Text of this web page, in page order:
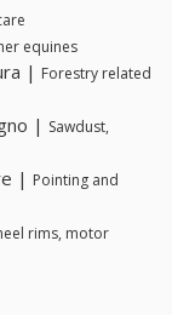
equines
| Forestry related
| Sawdust,
| Pointing and
rims, motor